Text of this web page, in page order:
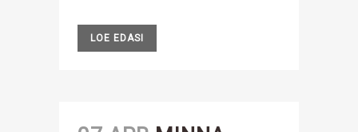
LOE EDASI